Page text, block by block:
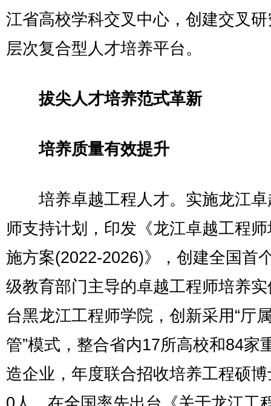
江省高校学科交叉中心，创建交叉
层次复合型人才培养平台。
拔尖人才培养范式革新
培养质量有效提升
培养卓越工程人才。实施龙江卓
师支持计划，印发《龙江卓越工程
施方案(2022-2026)》，创建全国首
级教育部门主导的卓越工程师培养
台黑龙江工程师学院，创新采用“厅
管”模式，整合省内17所高校和84家
造企业，年度联合招收培养工程硕